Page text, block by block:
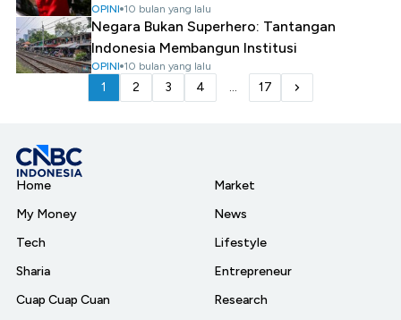
OPINI 10 bulan yang lalu
Negara Bukan Superhero: Tantangan
Indonesia Membangun Institusi
OPINI 10 bulan yang lalu
1 2 3 4 ... 17
Home
My Money
Tech
Sharia
Cuap Cuap Cuan
Market
News
Lifestyle
Entrepreneur
Research